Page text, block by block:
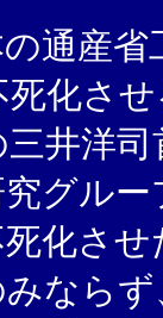
通産
化さ
井洋
グル
化さ
なら